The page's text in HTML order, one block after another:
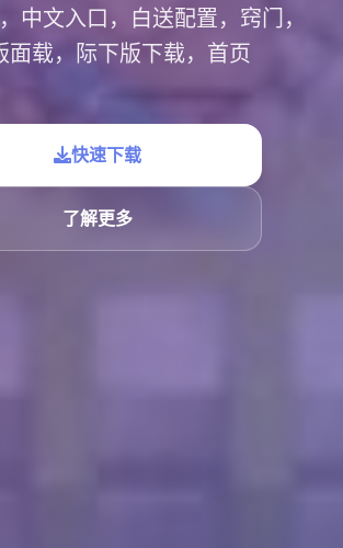
中文入口，白送配置，窍门，
面载，际下版下载，首页
快速下载
了解更多